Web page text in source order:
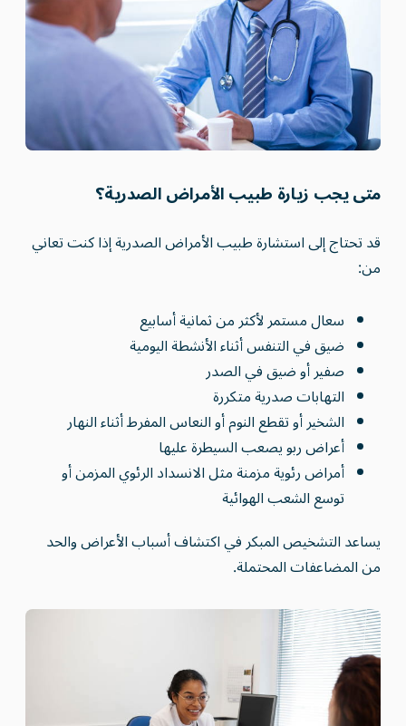
متى يجب زيارة طبيب الأمراض الصدرية؟
قد تحتاج إلى استشارة طبيب الأمراض الصدرية إذا كنت تعاني
من:
سعال مستمر لأكثر من ثمانية أسابيع
ضيق في التنفس أثناء الأنشطة اليومية
صفير أو ضيق في الصدر
التهابات صدرية متكررة
الشخير أو تقطع النوم أو النعاس المفرط أثناء النهار
أعراض ربو يصعب السيطرة عليها
أمراض رئوية مزمنة مثل الانسداد الرئوي المزمن أو
توسع الشعب الهوائية
يساعد التشخيص المبكر في اكتشاف أسباب الأعراض والحد
من المضاعفات المحتملة.